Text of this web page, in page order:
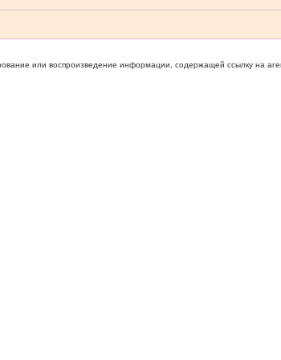
или воспроизведение информации, содержащей ссылку на